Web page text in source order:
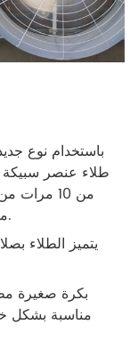
باستخدام نوع
طلاء عنصر سبيكة
من 10
مناسب للغاية لتربية الماشية والدواجن.
يتميز الطلاء
بكرة صغيرة
مناسبة بشكل